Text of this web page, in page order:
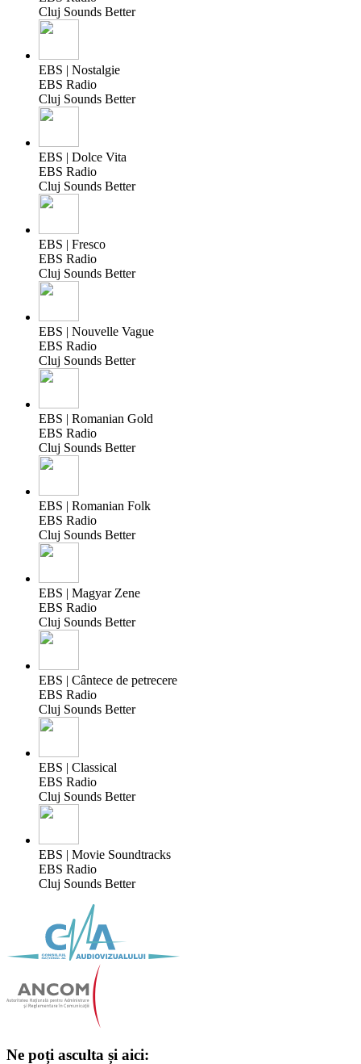
Cluj Sounds Better
EBS | Nostalgie
EBS Radio
Cluj Sounds Better
EBS | Dolce Vita
EBS Radio
Cluj Sounds Better
EBS | Fresco
EBS Radio
Cluj Sounds Better
EBS | Nouvelle Vague
EBS Radio
Cluj Sounds Better
EBS | Romanian Gold
EBS Radio
Cluj Sounds Better
EBS | Romanian Folk
EBS Radio
Cluj Sounds Better
EBS | Magyar Zene
EBS Radio
Cluj Sounds Better
EBS | Cântece de petrecere
EBS Radio
Cluj Sounds Better
EBS | Classical
EBS Radio
Cluj Sounds Better
EBS | Movie Soundtracks
EBS Radio
Cluj Sounds Better
Ne poți asculta și aici: